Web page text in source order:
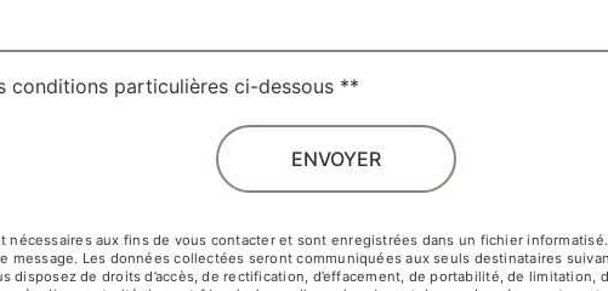
conditions particulières ci-dessous **
ENVOYER
nécessaires aux fins de vous contacter et sont enregistrées dans un fichier
Les données collectées seront communiquées aux seuls destinataires
disposez de droits d’accès, de rectification, d’effacement, de portabilité, de